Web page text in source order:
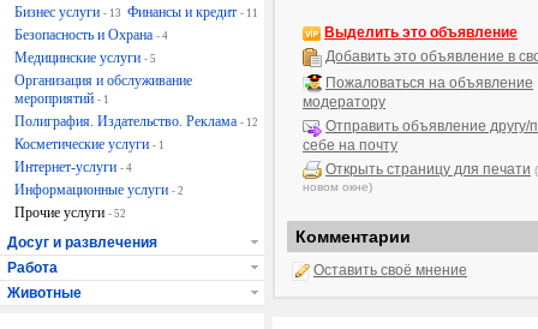
Выделить это объявление
Добавить это объявление в
Пожаловаться на объявление
модератору
Отправить объявление другу/
себе на почту
Открыть страницу для печати
новом окне)
Комментарии
Оставить своё мнение
Бизнес услуги - 13 Финансы и кредит - 11
Безопасность и Охрана - 4
Медицинские услуги - 5
Организация и обслуживание
мероприятий - 1
Полиграфия. Издательство. Реклама - 12
Косметические услуги - 1
Интернет-услуги - 4
Информационные услуги - 2
Прочие услуги - 52
Досуг и развлечения
Работа
Животные